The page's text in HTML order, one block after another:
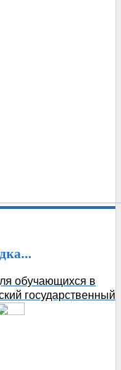
обучающихся в
государственный